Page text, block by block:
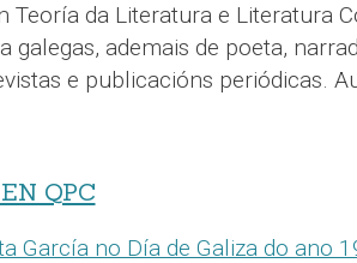
Teoría da Literatura e Literatura
galegas, ademais de poeta,
e publicacións periódicas.
QPC
García no Día de Galiza do ano